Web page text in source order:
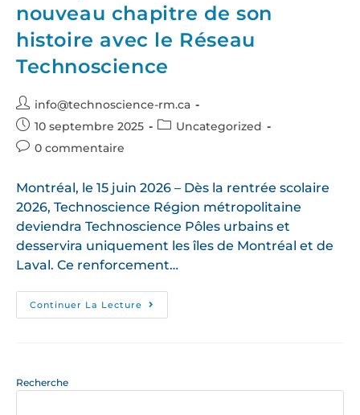
nouveau chapitre de son
histoire avec le Réseau
Technoscience
info@technoscience-rm.ca
10 septembre 2025
Uncategorized
0 commentaire
Montréal, le 15 juin 2026 – Dès la rentrée scolaire
2026, Technoscience Région métropolitaine
deviendra Technoscience Pôles urbains et
desservira uniquement les îles de Montréal et de
Laval. Ce renforcement…
Continuer La Lecture
Recherche